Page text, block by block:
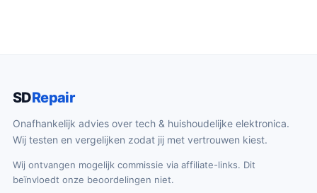
SDRepair
Onafhankelijk advies over tech & huishoudelijke elektronica.
Wij testen en vergelijken zodat jij met vertrouwen kiest.
Wij ontvangen mogelijk commissie via affiliate-links. Dit
beïnvloedt onze beoordelingen niet.